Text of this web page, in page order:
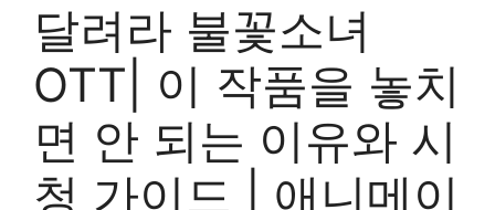
달려라 불꽃소녀
OTT| 이 작품을 놓치
면 안 되는 이유와 시
청 가이드 | 애니메이